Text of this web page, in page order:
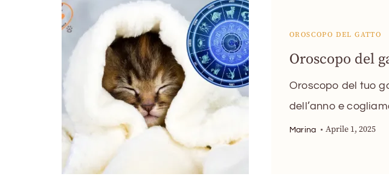
OROSCOPO DEL GATTO
Oroscopo del
Oroscopo del tuo
dell’anno e
Marina Aprile 1, 2025